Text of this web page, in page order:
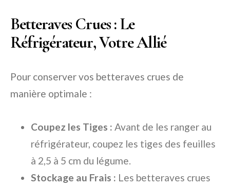
Betteraves Crues : Le
Réfrigérateur, Votre Allié
Pour conserver vos betteraves crues de
manière optimale :
Coupez les Tiges : Avant de les ranger au
réfrigérateur, coupez les tiges des feuilles
à 2,5 à 5 cm du légume.
Stockage au Frais : Les betteraves crues